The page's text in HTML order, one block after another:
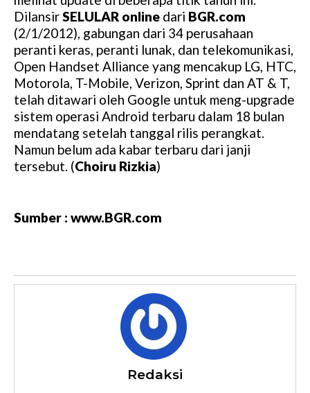
DilansirSELULAR online dari BGR.com
(2/1/2012), gabungan dari 34 perusahaan
peranti keras, peranti lunak, dan telekomunikasi,
Open Handset Alliance yang mencakup LG, HTC,
Motorola, T-Mobile, Verizon, Sprint dan AT & T,
telah ditawari oleh Google untuk meng-upgrade
sistem operasi Android terbaru dalam 18 bulan
mendatang setelah tanggal rilis perangkat.
Namun belum ada kabar terbaru dari janji
tersebut. (Choiru Rizkia)
Sumber : www.BGR.com
Redaksi